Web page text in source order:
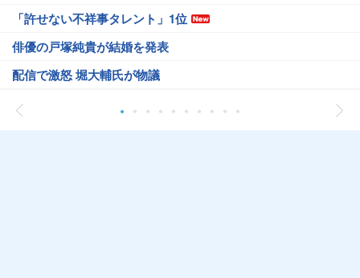
「許せない不祥事タレント」1位
俳優の戸塚純貴が結婚を発表
配信で激怒 堀大輔氏が物議